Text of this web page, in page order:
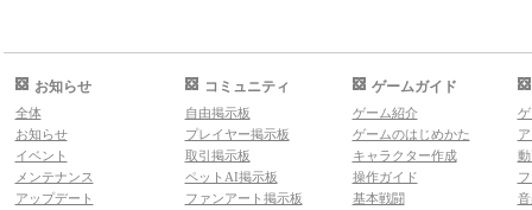
お知らせ
全体
お知らせ
イベント
メンテナンス
アップデート
コミュニティ
自由掲示板
プレイヤー掲示板
取引掲示板
ペットAI掲示板
ファンアート掲示板
ゲームガイド
ゲーム紹介
ゲームのはじめかた
キャラクター作成
操作ガイド
基本戦闘